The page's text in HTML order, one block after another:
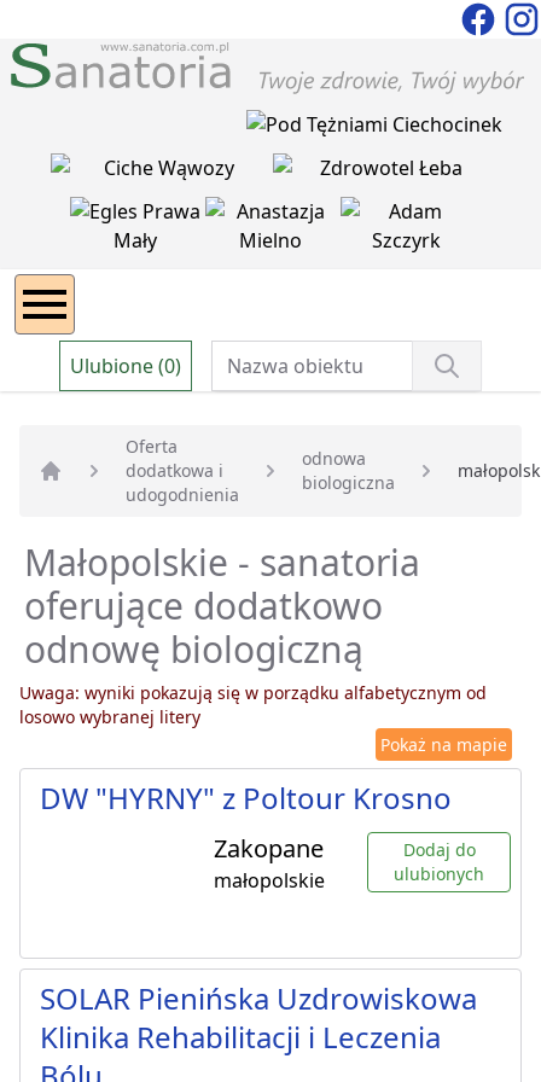
Ulubione (0)
Strona główna
Oferta
dodatkowa i
udogodnienia
odnowa
biologiczna
Małopolskie - sanatoria
oferujące dodatkowo
odnowę biologiczną
Uwaga: wyniki pokazują się w porządku alfabetycznym od
losowo wybranej litery
Pokaż na mapie
DW "HYRNY" z Poltour Krosno
Zakopane
małopolskie
Dodaj do
ulubionych
SOLAR Pienińska Uzdrowiskowa
Klinika Rehabilitacji i Leczenia